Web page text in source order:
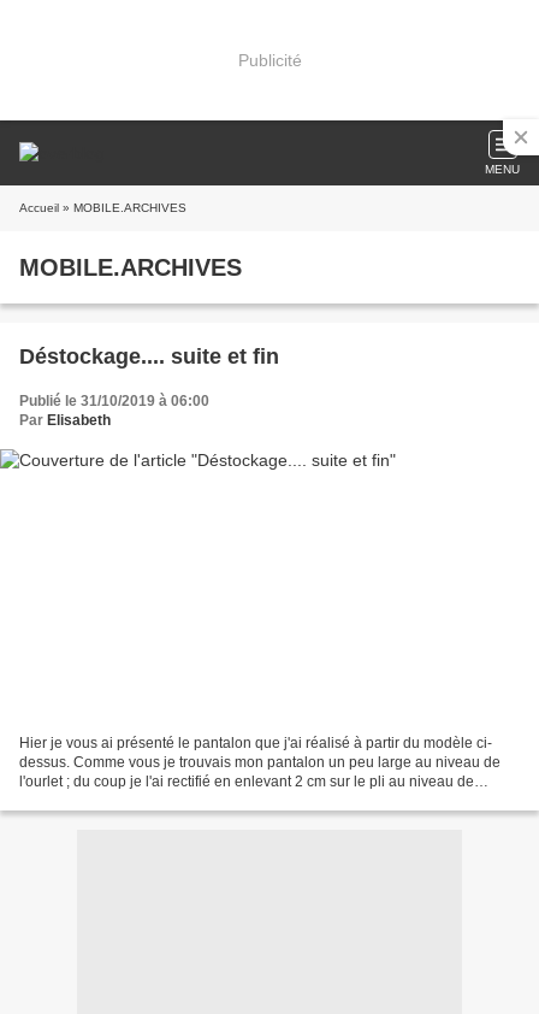
Publicité
MENU
Accueil » MOBILE.ARCHIVES
MOBILE.ARCHIVES
Déstockage.... suite et fin
Publié le 31/10/2019 à 06:00
Par Elisabeth
Hier je vous ai présenté le pantalon que j'ai réalisé à partir du modèle ci-
dessus. Comme vous je trouvais mon pantalon un peu large au niveau de
l'ourlet ; du coup je l'ai rectifié en enlevant 2 cm sur le pli au niveau de